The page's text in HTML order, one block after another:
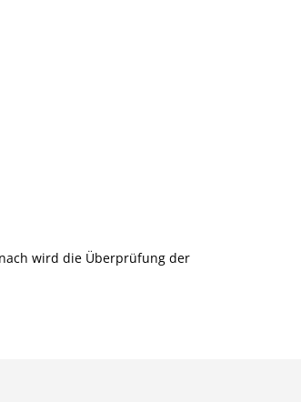
wird die Überprüfung der